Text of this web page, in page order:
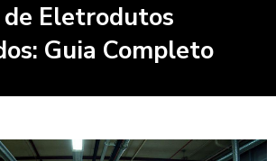
Eletrodutos
Guia Completo